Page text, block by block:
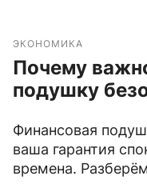
ЭКОНОМИКА
Почему
подушку
Финансовая
ваша гарантия
времена.